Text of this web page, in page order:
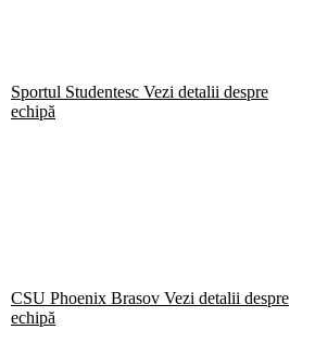
Sportul Studentesc Vezi detalii despre
echipă
CSU Phoenix Brasov Vezi detalii despre
echipă